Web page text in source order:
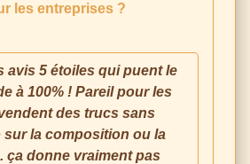
les entreprises ?
avis 5 étoiles qui puent le
à 100% ! Pareil pour les
des trucs sans
sur la composition ou la
ça donne vraiment pas